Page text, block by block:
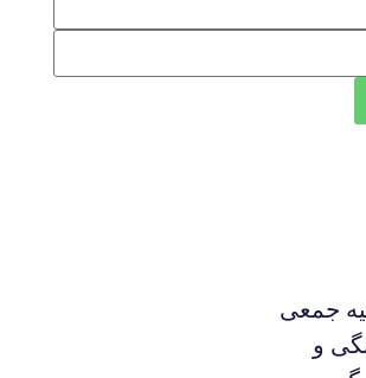
جمعی
و